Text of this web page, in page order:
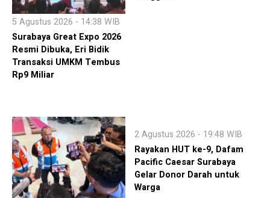
5 Agustus 2026 - 14:38 WIB
Surabaya Great Expo 2026
Resmi Dibuka, Eri Bidik
Transaksi UMKM Tembus
Rp9 Miliar
2 Agustus 2026 - 19:48 WIB
Rayakan HUT ke-9, Dafam
Pacific Caesar Surabaya
Gelar Donor Darah untuk
Warga